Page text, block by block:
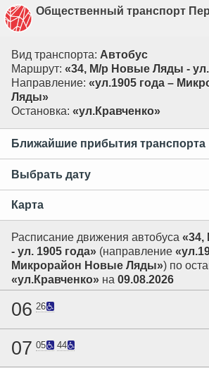
Общественный транспорт
Вид транспорта: Автобус
Маршрут: «34, М/р Новые Ляды - ул.
Направление: «ул.1905 года –
Ляды»
Остановка: «ул.Кравченко»
Ближайшие прибытия транспорта
Выбрать дату
Карта
Расписание движения автобуса
- ул. 1905 года» (направление
Микрорайон Новые Ляды») по
«ул.Кравченко» на 09.08.2026
06 26
07 05 44